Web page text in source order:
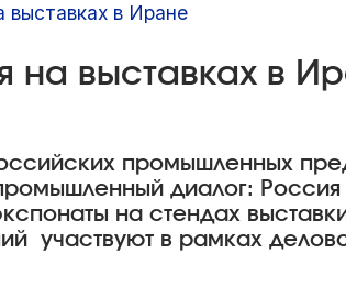
выставках в Иране
на выставках в
промышленных
диалог:
на стендах
участвуют в рамках